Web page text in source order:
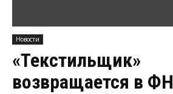
Новости
«Текстильщик»
возвращается в